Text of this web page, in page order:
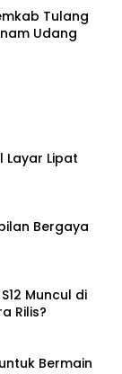
Tulang
Udang
Layar Lipat
Bergaya
Muncul di
Rilis?
Bermain